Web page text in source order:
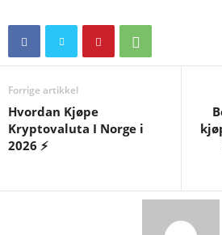
Forrige artikkel
Hvordan Kjøpe
Kryptovaluta I Norge i
2026 ⚡